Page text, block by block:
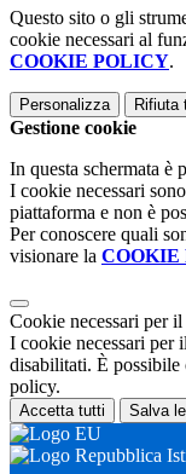
Questo sito o gli
cookie necessari al
COOKIE POLICY.
Personalizza Rifiuta
Gestione cookie
In questa schermata è
I cookie necessari
piattaforma e non è
Per conoscere quali
visionare la COOKIE
Cookie necessari per
I cookie necessari per
disabilitati. È possibile
policy.
Accetta tutti Salva